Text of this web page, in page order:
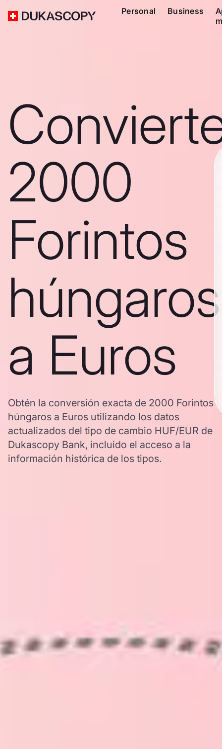
Personal Business
2000
Forintos
húngaros
a Euros
Obtén la conversión exacta de 2000 Forintos
húngaros a Euros utilizando los datos
actualizados del tipo de cambio HUF/EUR de
Dukascopy Bank, incluido el acceso a la
información histórica de los tipos.